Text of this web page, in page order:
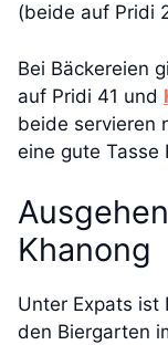
(beide auf Pridi
Bei Bäckereien
auf Pridi 41 und
beide servieren
eine gute Tasse
Khanong
Unter Expats ist
den Biergarten